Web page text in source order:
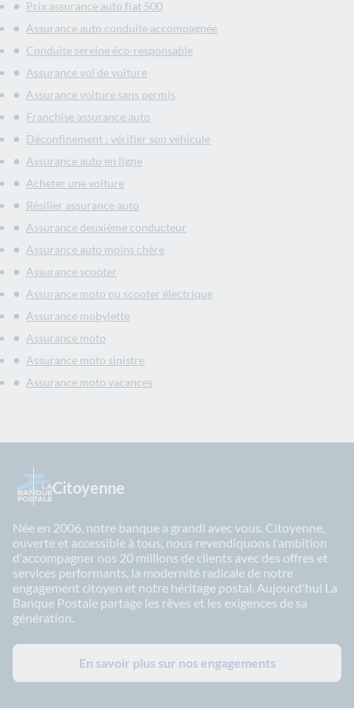
Prix assurance auto fiat 500
Assurance auto conduite accompagnée
Conduite sereine éco-responsable
Assurance vol de voiture
Assurance voiture sans permis
Franchise assurance auto
Déconfinement : vérifier son véhicule
Assurance auto en ligne
Acheter une voiture
Résilier assurance auto
Assurance deuxième conducteur
Assurance auto moins chère
Assurance scooter
Assurance moto ou scooter électrique
Assurance mobylette
Assurance moto
Assurance moto sinistre
Assurance moto vacances
Citoyenne
Née en 2006, notre banque a grandi avec vous. Citoyenne,
ouverte et accessible à tous, nous revendiquons l'ambition
d'accompagner nos 20 millions de clients avec des offres et
services performants, la modernité radicale de notre
engagement citoyen et notre héritage postal. Aujourd'hui La
Banque Postale partage les rêves et les exigences de sa
génération.
En savoir plus sur nos engagements